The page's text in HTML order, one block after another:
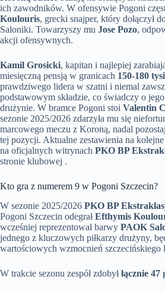
ich zawodników. W ofensywie Pogoni
Koulouris, grecki snajper, który dołączył
Saloniki. Towarzyszy mu Jose Pozo,
akcji ofensywnych.
Kamil Grosicki, kapitan i najlepiej
miesięczną pensją w granicach 150-180
prawdziwego lidera w szatni i niemal
podstawowym składzie, co świadczy o
drużynie. W bramce Pogoni stoi Valentin
sezonie 2025/2026 zdarzyła mu się
marcowego meczu z Koroną, nadal
tej pozycji. Aktualne zestawienia na
na oficjalnych witrynach PKO BP
stronie klubowej .
Kto gra z numerem 9 w Pogoni Szczecin?
W sezonie 2025/2026 PKO BP
Pogoni Szczecin odegrałEfthymis
wcześniej reprezentował barwy PAOK
jednego z kluczowych piłkarzy drużyny,
wartościowych wzmocnień szczecińskiego
W trakcie sezonu zespół zdobyłłącznie 47